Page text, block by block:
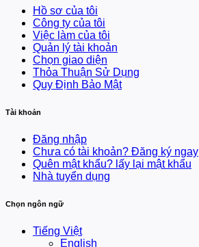
Hồ sơ của tôi
Công ty của tôi
Việc làm của tôi
Quản lý tài khoản
Chọn giao diện
Thỏa Thuận Sử Dụng
Quy Định Bảo Mật
Tài khoản
Đăng nhập
Chưa có tài khoản? Đăng ký ngay
Quên mật khẩu? lấy lại mật khẩu
Nhà tuyển dụng
Chọn ngôn ngữ
Tiếng Việt
English